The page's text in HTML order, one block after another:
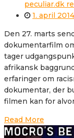
peculiar.dk
1. april 2014
Den 27. marts
dokumentarfilm
tager
afrikansk
erfaringer om
dokumentar, der
filmen kan for
Read More